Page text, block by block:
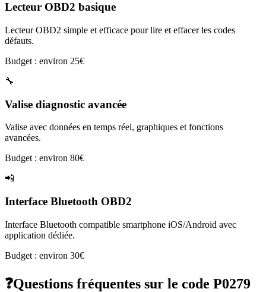
Lecteur OBD2 basique
Lecteur OBD2 simple et efficace pour lire et effacer les codes
défauts.
Budget : environ 25€
🔧
Valise diagnostic avancée
Valise avec données en temps réel, graphiques et fonctions
avancées.
Budget : environ 80€
📲
Interface Bluetooth OBD2
Interface Bluetooth compatible smartphone iOS/Android avec
application dédiée.
Budget : environ 30€
❓Questions fréquentes sur le code P0279